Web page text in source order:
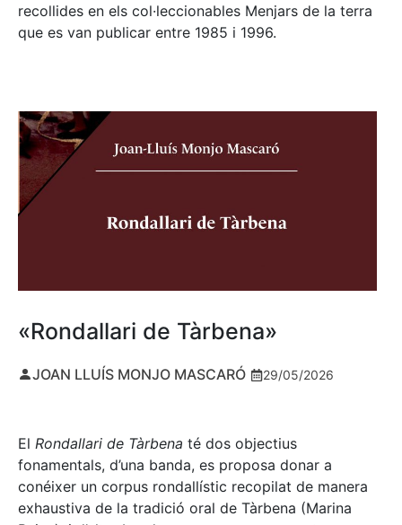
recollides en els col·leccionables Menjars de la terra
que es van publicar entre 1985 i 1996.
«Rondallari de Tàrbena»
JOAN LLUÍS MONJO MASCARÓ 29/05/2026
El Rondallari de Tàrbena té dos objectius
fonamentals, d’una banda, es proposa donar a
conéixer un corpus rondallístic recopilat de manera
exhaustiva de la tradició oral de Tàrbena (Marina